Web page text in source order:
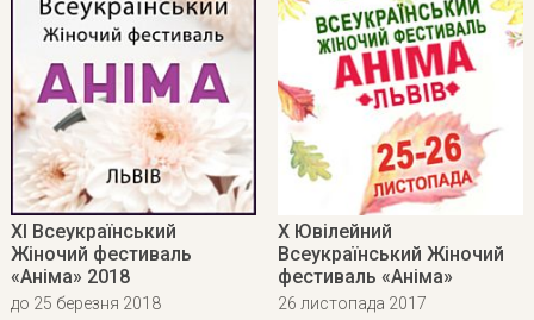
ХІ Всеукраїнський
Жіночий фестиваль
«Аніма» 2018
до 25 березня 2018
Х Ювілейний
Всеукраїнський Жіночий
фестиваль «Аніма»
26 листопада 2017